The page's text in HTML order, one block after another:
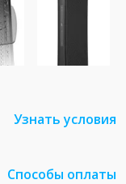
Узнать условия
Способы оплаты